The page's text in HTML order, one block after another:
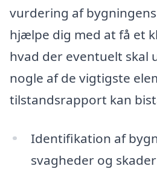
vurdering af
hjælpe dig med at få et
hvad der eventuelt skal
nogle af de vigtigste
tilstandsrapport kan
Identifikation af
svagheder og skader